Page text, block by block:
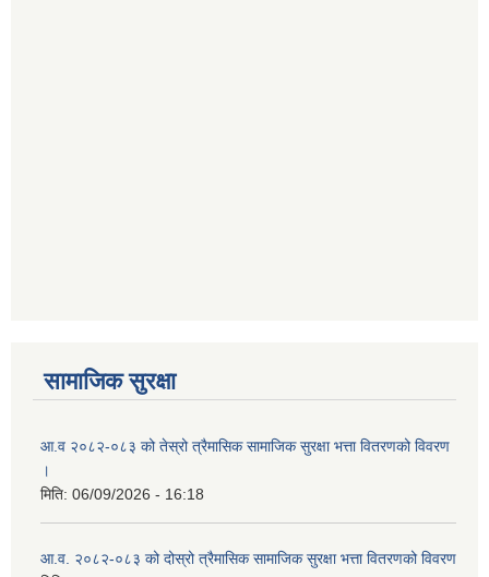
सामाजिक सुरक्षा
आ.व २०८२-०८३ को तेस्रो त्रैमासिक सामाजिक सुरक्षा भत्ता वितरणको विवरण
।
मिति: 06/09/2026 - 16:18
आ.व. २०८२-०८३ को दोस्रो त्रैमासिक सामाजिक सुरक्षा भत्ता वितरणको विवरण